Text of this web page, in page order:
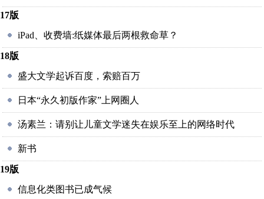
17版
iPad、收费墙:纸媒体最后两根救命草？
18版
盛大文学起诉百度，索赔百万
日本“永久初版作家”上网圈人
汤素兰：请别让儿童文学迷失在娱乐至上的网络时代
新书
19版
信息化类图书已成气候